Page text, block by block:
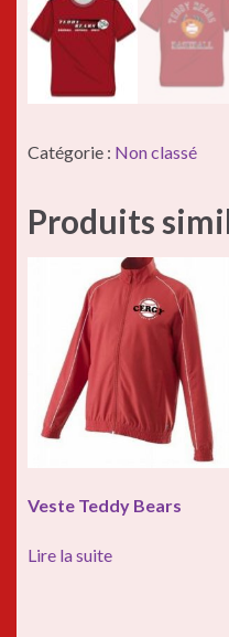
Catégorie : Non classé
Produits
Veste Teddy Bears
Lire la suite